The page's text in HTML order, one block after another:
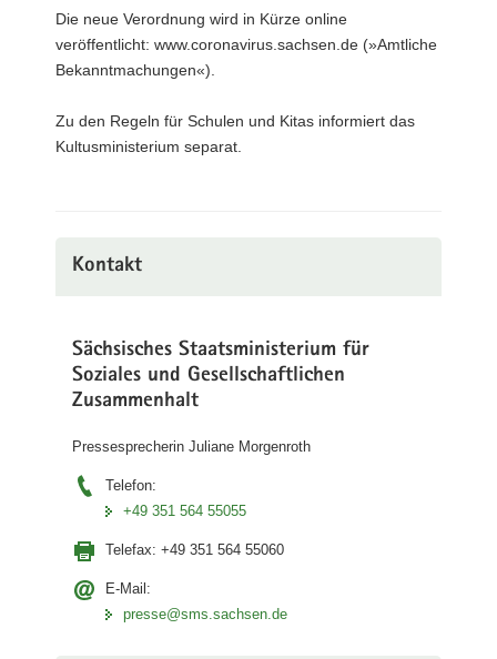
Die neue Verordnung wird in Kürze online
veröffentlicht: www.coronavirus.sachsen.de (»Amtliche
Bekanntmachungen«).
Zu den Regeln für Schulen und Kitas informiert das
Kultusministerium separat.
Kontakt
Sächsisches Staatsministerium für
Soziales und Gesellschaftlichen
Zusammenhalt
Pressesprecherin Juliane Morgenroth
Telefon:
+49 351 564 55055
Telefax: +49 351 564 55060
E-Mail:
presse@sms.sachsen.de